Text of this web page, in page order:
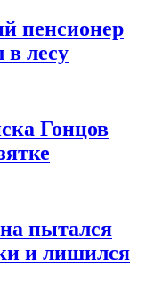
пенсионер
лесу
Гонцов
пытался
и лишился